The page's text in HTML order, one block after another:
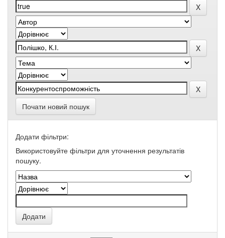
Почати новий пошук
Додати фільтри:
Використовуйте фільтри для уточнення результатів
пошуку.